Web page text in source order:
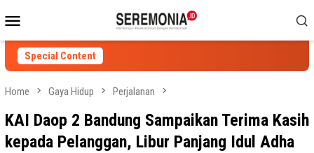
to
contentMenu
Special Content
Home Gaya Hidup Perjalanan
KAI Daop 2 Bandung Sampaikan Terima Kasih
kepada Pelanggan, Libur Panjang Idul Adha